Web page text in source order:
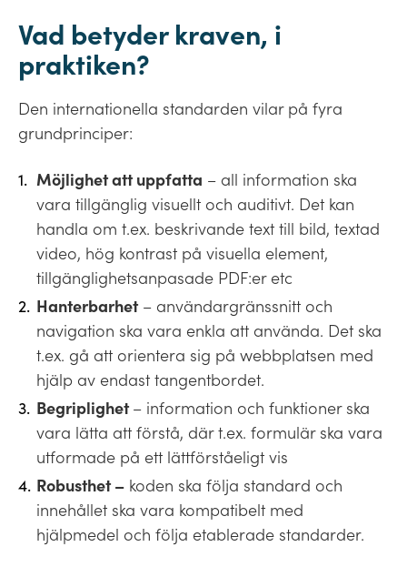
Vad betyder kraven, i
praktiken?
Den internationella standarden vilar på fyra
grundprinciper:
Möjlighet att uppfatta – all information ska
vara tillgänglig visuellt och auditivt. Det kan
handla om t.ex. beskrivande text till bild, textad
video, hög kontrast på visuella element,
tillgänglighetsanpasade PDF:er etc
Hanterbarhet– användargränssnitt och
navigation ska vara enkla att använda. Det ska
t.ex. gå att orientera sig på webbplatsen med
hjälp av endast tangentbordet.
Begriplighet– information och funktioner ska
vara lätta att förstå, där t.ex. formulär ska vara
utformade på ett lättförståeligt vis
Robusthet – koden ska följa standard och
innehållet ska vara kompatibelt med
hjälpmedel och följa etablerade standarder.